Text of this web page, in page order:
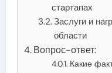
стартапах
Заслуги и
области
Вопрос-ответ:
Какие